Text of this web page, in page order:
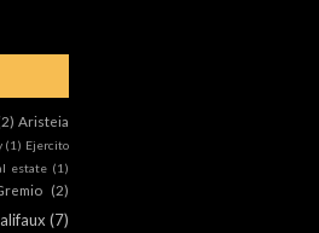
Aristeia
(1) Ejercito
estate (1)
(2)
(7)